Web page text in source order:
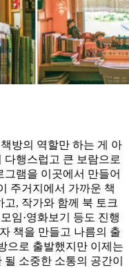
방의 역할만 하는 게 아
행스럽고 큰 보람으로
램을 이곳에서 만들어
주거지에서 가까운 책
, 작가와 함께 북 토크
임·영화보기 등도 진행
책을 만들고 나름의 출
으로 출발했지만 이제는
소중한 소통의 공간이